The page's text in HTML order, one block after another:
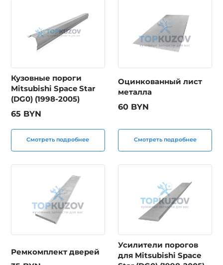
Кузовные пороги
Mitsubishi Space Star
(DG0) (1998-2005)
65 BYN
Смотреть подробнее
Оцинкованный лист
металла
60 BYN
Смотреть подробнее
Ремкомплект дверей
Усилители порогов
для Mitsubishi Space